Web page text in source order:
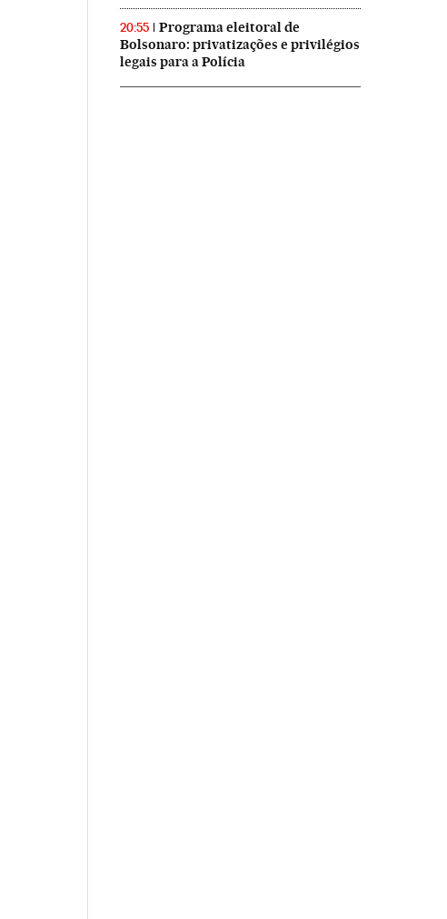
20:55
Programa eleitoral de
Bolsonaro: privatizações e privilégios
legais para a Polícia